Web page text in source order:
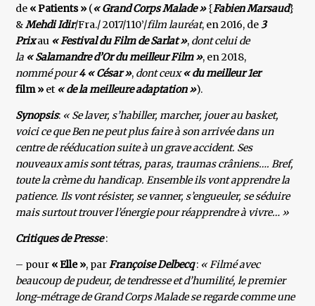
de « Patients » (« Grand Corps Malade »{Fabien Marsaud}
&Mehdi Idir/Fra./ 2017/110’/film lauréat, en 2016, de3
Prixau « Festival du Film de Sarlat », dont celui de
la « Salamandre d’Or du meilleur Film », en 2018,
nommé pour4 « César », dont ceux« du meilleur 1er
film » et « de la meilleure adaptation »).
Synopsis: « Se laver, s’habiller, marcher, jouer au basket,
voici ce que Ben ne peut plus faire à son arrivée dans un
centre de rééducation suite à un grave accident. Ses
nouveaux amis sont tétras, paras, traumas crâniens…. Bref,
toute la crème du handicap. Ensemble ils vont apprendre la
patience. Ils vont résister, se vanner, s’engueuler, se séduire
mais surtout trouver l’énergie pour réapprendre à vivre… »
Critiques de Presse:
– pour « Elle », parFrançoise Delbecq: « Filmé avec
beaucoup de pudeur, de tendresse et d’humilité, le premier
long-métrage de Grand Corps Malade se regarde comme une